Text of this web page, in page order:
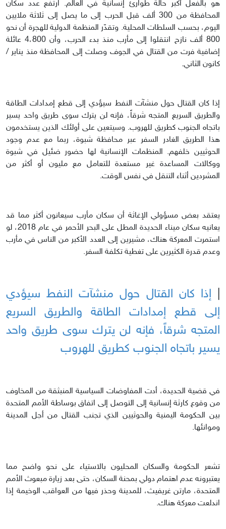
هو بالفعل أكبر حالة طوارئ إنسانية في العالم. ارتفع عدد سكان
المحافظة من 300 ألف قبل الحرب إلى ما يصل إلى ثلاثة ملايين
اليوم، بحسب السلطات المحلية. وتقدّر المنظمة الدولية للهجرة أن نحو
800 ألف نازح انتقلوا إلى مأرب منذ بدء الحرب، وأن 4،800 عائلة
إضافية فرت من القتال في الجوف وصلت إلى المحافظة منذ يناير /
كانون الثاني.
إذا كان القتال حول منشآت النفط سيؤدي إلى قطع إمدادات الطاقة
والطريق السريع المتجه شرقاً، فإنه لن يترك سوى طريق واحد يسير
باتجاه الجنوب كطريق للهروب. وسيتعين على أولئك الذين يستخدمون
هذا الطريق الغادر السفر عبر محافظة شبوة، ربما مع عدم وجود
الحوثيين خلفهم. المنظمات الإنسانية لها حضور ضئيل في شبوة
ووكالات المساعدة غير مستعدة للتعامل مع مليون أو أكثر من
المشردين أثناء التنقل في نفس الوقت.
يعتقد بعض مسؤولي الإغاثة أن سكان مأرب سيعانون أكثر مما قد
يعانيه سكان ميناء الحديدة المطل على البحر الأحمر في عام 2018، لو
استمرت المعركة هناك، مشيرين إلى العدد الأكبر من الناس في مأرب
وعدم قدرة الكثيرين على تغطية تكلفة السفر.
|إذا كان القتال حول منشآت النفط سيؤدي
إلى قطع إمدادات الطاقة والطريق السريع
المتجه شرقاً، فإنه لن يترك سوى طريق واحد
يسير باتجاه الجنوب كطريق للهروب
في قضية الحديدة، أدت المفاوضات السياسية المنبثقة من المخاوف
من وقوع كارثة إنسانية إلى التوصل إلى اتفاق بوساطة الأمم المتحدة
بين الحكومة اليمنية والحوثيين الذي تجنب القتال من أجل المدينة
وموانئها.
تشعر الحكومة والسكان المحليون بالاستياء على نحو واضح مما
يعتبرونه عدم اهتمام دولي بمحنة السكان، حتى بعد زيارة مبعوث الأمم
المتحدة، مارتن غريفيث، للمدينة وحذر فيها من العواقب الوخيمة إذا
اندلعت معركة هناك.